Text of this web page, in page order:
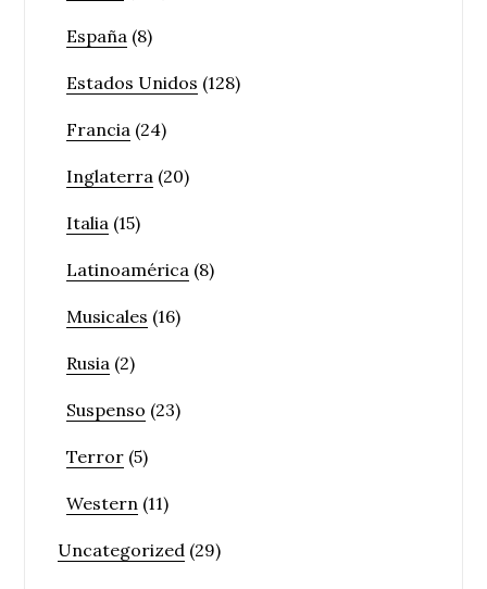
España (8)
Estados Unidos (128)
Francia (24)
Inglaterra (20)
Italia (15)
Latinoamérica (8)
Musicales (16)
Rusia (2)
Suspenso (23)
Terror (5)
Western (11)
Uncategorized (29)